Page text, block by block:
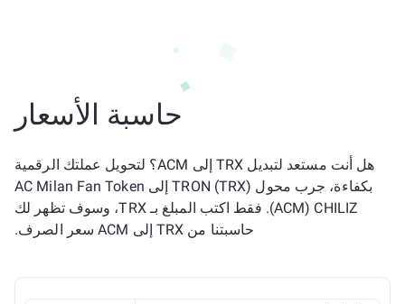
حاسبة الأسعار
هل أنت مستعد لتبديل TRX إلى ACM؟ لتحويل عملتك الرقمية
بكفاءة، جرب محول TRON (TRX) إلى AC Milan Fan Token
(ACM) CHILIZ. فقط اكتب المبلغ بـ TRX، وسوف تظهر لك
حاسبتنا من TRX إلى ACM سعر الصرف.